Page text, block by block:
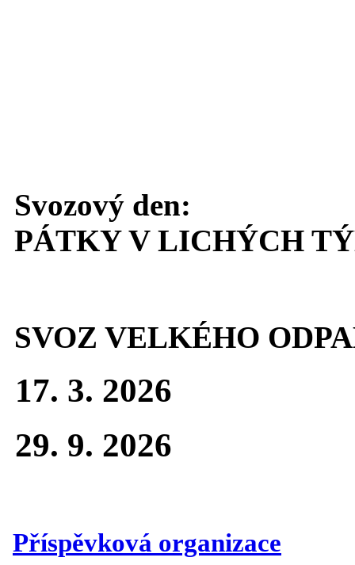
Svozový den:
PÁTKY V LICHÝCH
SVOZ VELKÉHO
17. 3. 2026
29. 9. 2026
Příspěvková organizace